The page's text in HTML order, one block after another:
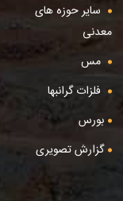
سایر حوزه های
معدنی
مس
فلزات گرانبها
بورس
گزارش تصویری